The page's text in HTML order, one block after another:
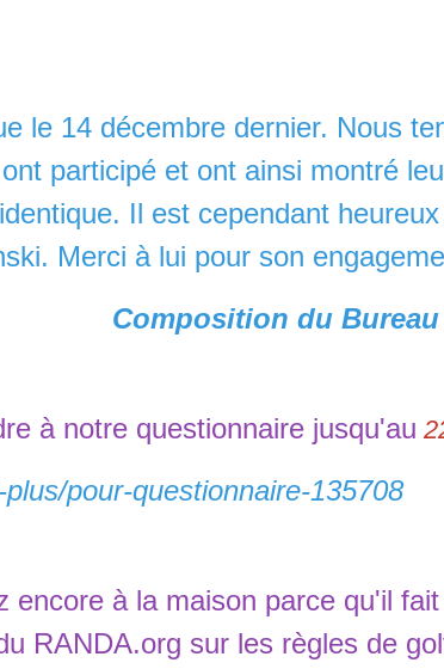
le 14 décembre dernier. Nous
participé et ont ainsi montré
Il est cependant
Merci à lui pour son
Composition du Bureau
à notre questionnaire jusqu'au
pour-questionnaire-135708
encore à la maison parce qu'il
RANDA.org sur les règles de